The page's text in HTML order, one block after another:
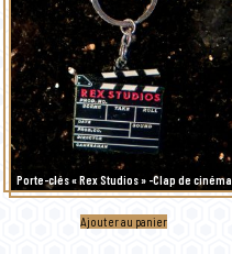
Porte-clés « Rex Studios » -Clap de cinéma
Ajouter au panier